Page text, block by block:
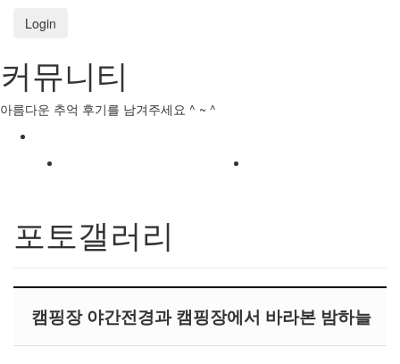
Login
커뮤니티
아름다운 추억 후기를 남겨주세요 ^ ~ ^
포토갤러리
캠핑장 야간전경과 캠핑장에서 바라본 밤하늘